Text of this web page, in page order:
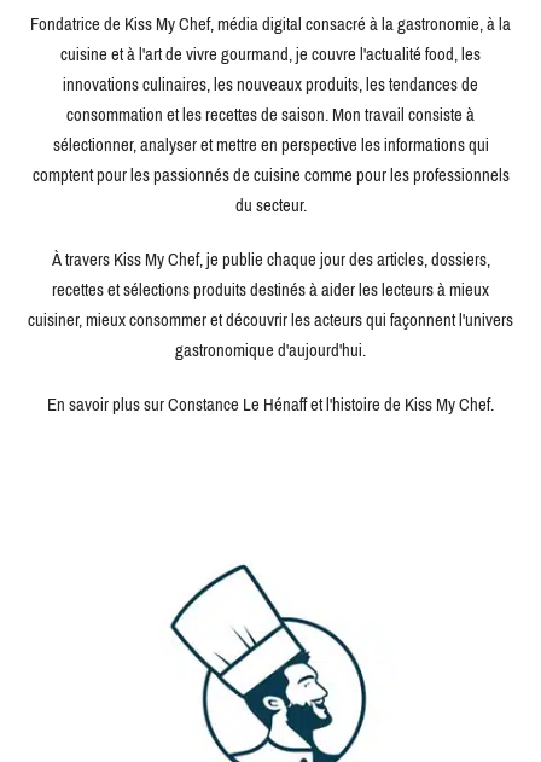
Fondatrice de Kiss My Chef, média digital consacré à la gastronomie, à la
cuisine et à l'art de vivre gourmand, je couvre l'actualité food, les
innovations culinaires, les nouveaux produits, les tendances de
consommation et les recettes de saison. Mon travail consiste à
sélectionner, analyser et mettre en perspective les informations qui
comptent pour les passionnés de cuisine comme pour les professionnels
du secteur.
À travers Kiss My Chef, je publie chaque jour des articles, dossiers,
recettes et sélections produits destinés à aider les lecteurs à mieux
cuisiner, mieux consommer et découvrir les acteurs qui façonnent l'univers
gastronomique d'aujourd'hui.
En savoir plus sur Constance Le Hénaff et l'histoire de Kiss My Chef.